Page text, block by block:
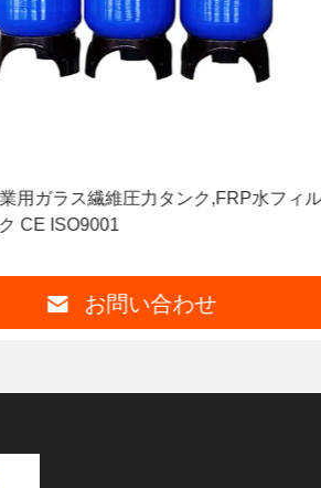
用ガラス繊維圧力タンク,FRP水フィル
CE ISO9001
お問い合わせ